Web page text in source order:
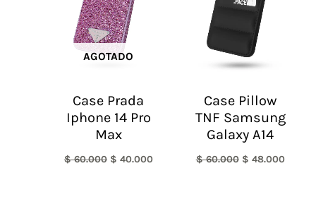
AGOTADO
Case Prada
Iphone 14 Pro
Max
$60.000 $ 40.000
Case Pillow
TNF Samsung
Galaxy A14
$60.000 $ 48.000